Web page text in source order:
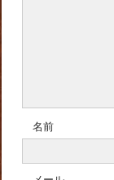
名前